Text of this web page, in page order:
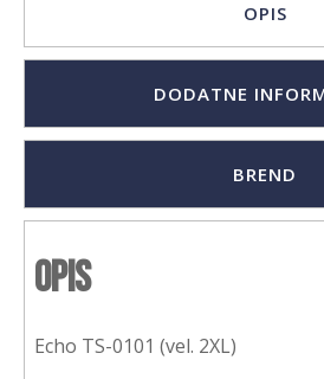
OPIS
DODATNE
BREND
Opis
Echo TS-0101 (vel. 2XL)